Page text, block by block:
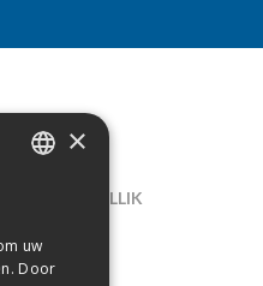
22, B-1731 ZELLIK
×
uw
Door